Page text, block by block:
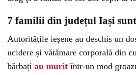
7 familii din județul Iași
Autoritățile ieșene au deschis un
ucidere și vătămare corporală din
bărbați au murit într-un mod